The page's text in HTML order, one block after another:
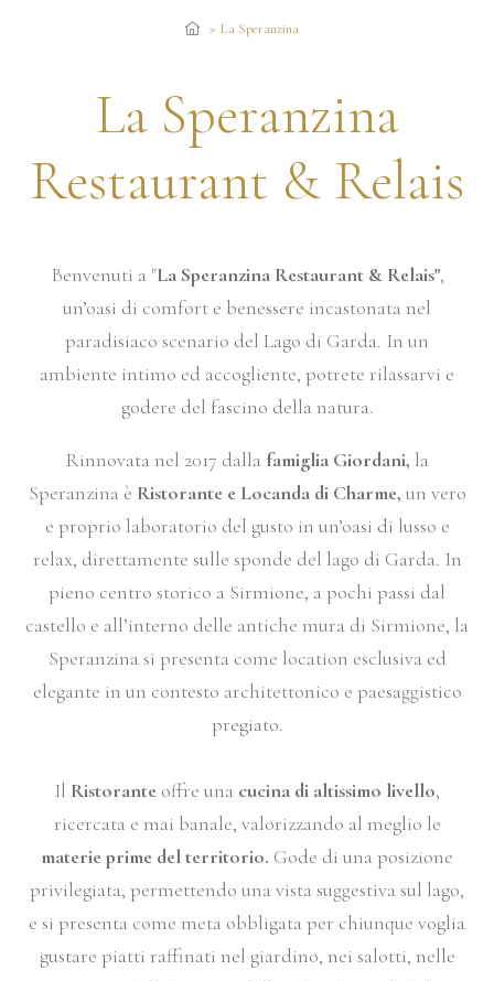
La Speranzina
La Speranzina
Restaurant & Relais
Benvenuti a "La Speranzina Restaurant & Relais",
un’oasi di comfort e benessere incastonata nel
paradisiaco scenario del Lago di Garda. In un
ambiente intimo ed accogliente, potrete rilassarvi e
godere del fascino della natura.
Rinnovata nel 2017 dalla famiglia Giordani, la
Speranzina è Ristorante e Locanda di Charme, un vero
e proprio laboratorio del gusto in un’oasi di lusso e
relax, direttamente sulle sponde del lago di Garda. In
pieno centro storico a Sirmione, a pochi passi dal
castello e all’interno delle antiche mura di Sirmione, la
Speranzina si presenta come location esclusiva ed
elegante in un contesto architettonico e paesaggistico
pregiato.
Il Ristorante offre una cucina di altissimo livello,
ricercata e mai banale, valorizzando al meglio le
materie prime del territorio. Gode di una posizione
privilegiata, permettendo una vista suggestiva sul lago,
e si presenta come meta obbligata per chiunque voglia
gustare piatti raffinati nel giardino, nei salotti, nelle